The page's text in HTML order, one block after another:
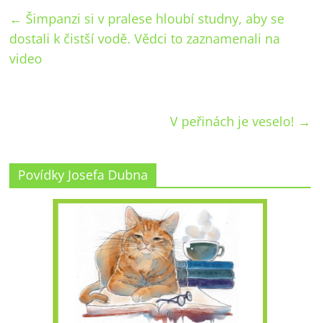
← Šimpanzi si v pralese hloubí studny, aby se
dostali k čistší vodě. Vědci to zaznamenali na
video
V peřinách je veselo! →
Povídky Josefa Dubna